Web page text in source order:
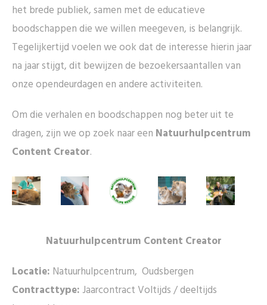
het brede publiek, samen met de educatieve
boodschappen die we willen meegeven, is belangrijk.
Tegelijkertijd voelen we ook dat de interesse hierin jaar
na jaar stijgt, dit bewijzen de bezoekersaantallen van
onze opendeurdagen en andere activiteiten.
Om die verhalen en boodschappen nog beter uit te
dragen, zijn we op zoek naar een Natuurhulpcentrum
Content Creator.
Natuurhulpcentrum Content Creator
Locatie: Natuurhulpcentrum, Oudsbergen
Contracttype: Jaarcontract Voltijds / deeltijds